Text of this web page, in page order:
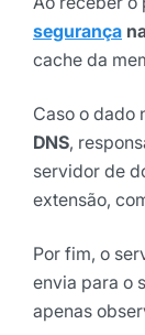
segurança
cache da
Caso o dado
DNS,
servidor de
extensão,
Por fim, o
envia para o
apenas